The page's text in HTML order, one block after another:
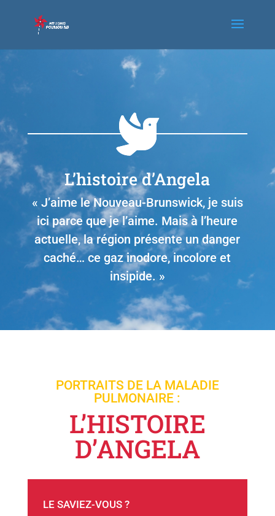
L’histoire d’Angela
« J’aime le Nouveau-Brunswick, je suis
ici parce que je l’aime. Mais à l’heure
actuelle, la région présente un danger
caché… ce gaz inodore, incolore et
insipide. »
PORTRAITS DE LA MALADIE
PULMONAIRE :
L’HISTOIRE
D’ANGELA
LE SAVIEZ-VOUS ?